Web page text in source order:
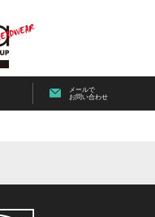
メールで
お問い合わせ